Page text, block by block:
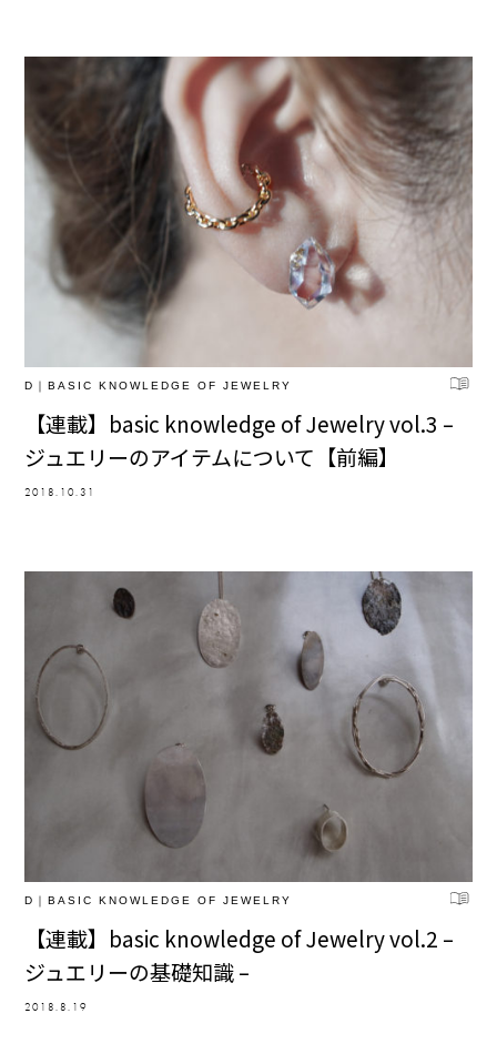
D｜BASIC KNOWLEDGE OF JEWELRY
【連載】basic knowledge of Jewelry vol.3 –
ジュエリーのアイテムについて【前編】
2018.10.31
D｜BASIC KNOWLEDGE OF JEWELRY
【連載】basic knowledge of Jewelry vol.2 –
ジュエリーの基礎知識 –
2018.8.19